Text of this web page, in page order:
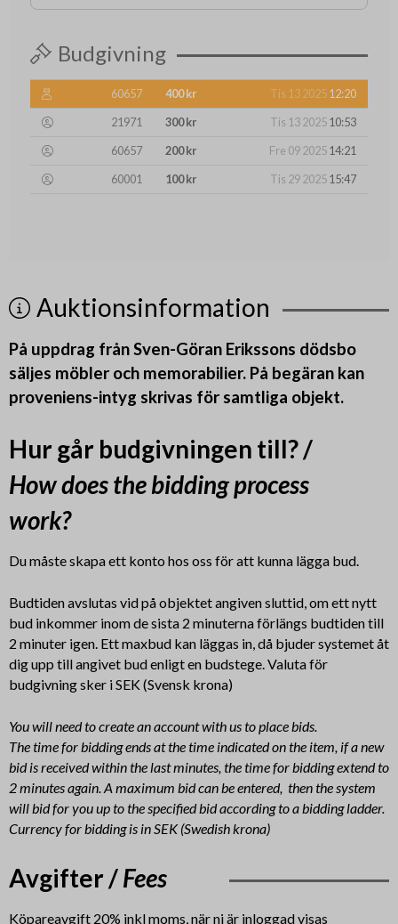
Budgivning
60657 400 kr Tis 13 202512:20
21971
300 kr Tis 13 202510:53
60657
200 kr Fre 09 202514:21
60001
100 kr Tis 29 202515:47
Auktionsinformation
På uppdrag från Sven-Göran Erikssons dödsbo
säljes möbler och memorabilier. På begäran kan
proveniens-intyg skrivas för samtliga objekt.
Hur går budgivningen till? /
How does the bidding process
work?
Du måste skapa ett konto hos oss för att kunna lägga bud.
Budtiden avslutas vid på objektet angiven sluttid, om ett nytt
bud inkommer inom de sista 2 minuterna förlängs budtiden till
2 minuter igen. Ett maxbud kan läggas in, då bjuder systemet åt
dig upp till angivet bud enligt en budstege. Valuta för
budgivning sker i SEK (Svensk krona)
You will need to create an account with us to place bids.
The time for bidding ends at the time indicated on the item, if a new
bid is received within the last minutes, the time for bidding extend to
2 minutes again. A maximum bid can be entered, then the system
will bid for you up to the specified bid according to a bidding ladder.
Currency for bidding is in SEK (Swedish krona)
Avgifter /Fees
Köpareavgift 20% inkl moms, när ni är inloggad visas